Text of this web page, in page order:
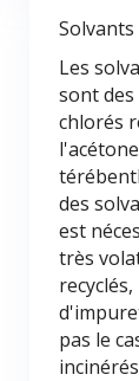
Les
sont des
chlorés
des
est
très
pas le